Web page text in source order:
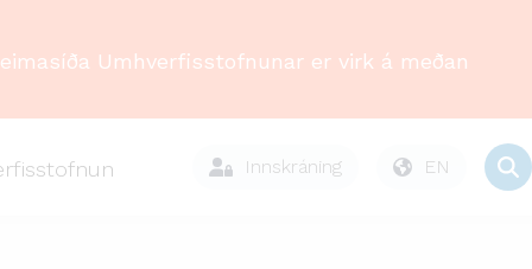
Innskráning EN
Umhverfisstofnunar er virk á meðan